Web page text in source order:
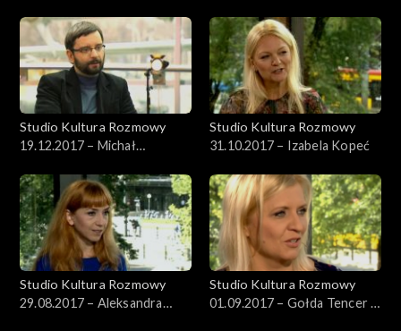
Studio Kultura Rozmowy
19.12.2017 – Michał
Studio Kultura Rozmowy
31.10.2017 – Izabela Kopeć
Studio Kultura Rozmowy
29.08.2017 – Aleksandra
Studio Kultura Rozmowy
01.09.2017 – Gołda Tencer i